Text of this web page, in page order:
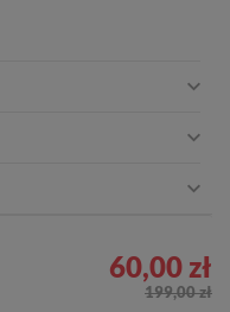
60,00 zł
199,00 zł